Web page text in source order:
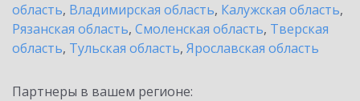
область, Владимирская область, Калужская область,
Рязанская область, Смоленская область, Тверская
область, Тульская область, Ярославская область
Партнеры в вашем регионе: